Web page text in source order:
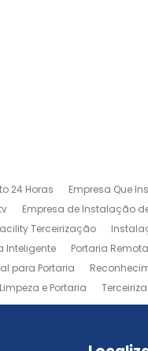
24 Horas
Empresa Que
Empresa de Instalação
Terceirização
Inteligente Portaria Remota
para Portaria
e Portaria